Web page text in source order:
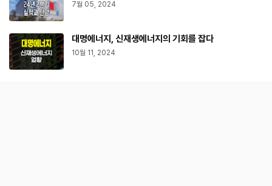
7월 05, 2024
대명에너지, 신재생에너지의 기회를 잡다
10월 11, 2024